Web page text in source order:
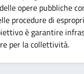
opere pubbliche
procedure di
è garantire
per la collettività.